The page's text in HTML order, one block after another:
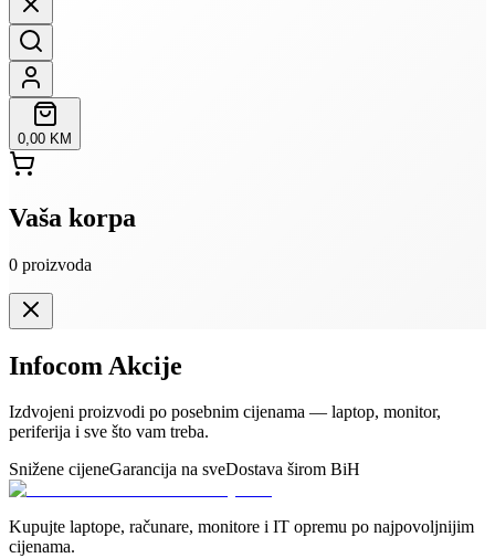
0,00 KM
Vaša korpa
0 proizvoda
Infocom Akcije
Izdvojeni proizvodi po posebnim cijenama — laptop, monitor,
periferija i sve što vam treba.
Snižene cijeneGarancija na sveDostava širom BiH
Kupujte laptope, računare, monitore i IT opremu po najpovoljnijim
cijenama.